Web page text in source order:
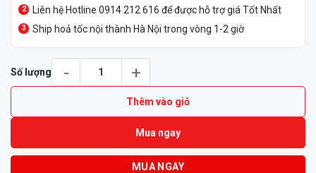
Liên hệ Hotline 0914 212 616 để được hỗ trợ giá Tốt Nhất
Ship hoả tốc nội thành Hà Nội trong vòng 1-2 giờ
Số lượng
Thêm vào giỏ
Mua ngay
MUA NGAY